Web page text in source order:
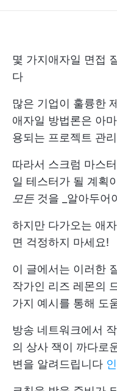
몇 가지애자일 면접
다
많은 기업이 훌륭한
애자일 방법론은 아
용되는 프로젝트 관
따라서 스크럼 마스
일 테스터가 될 계획
모든 것을 _알아두어
하지만 다가오는 애
면 걱정하지 마세요!
이 글에서는 이러한
작가인 리즈 레몬의
가지 예시를 통해 도
방송 네트워크에서
의 상사 잭이 까다로
변을 알려드립니다